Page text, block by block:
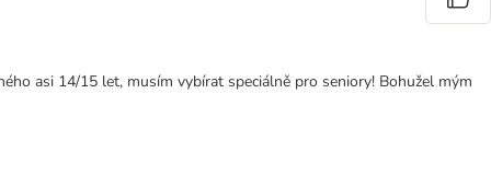
asi 14/15 let, musím vybírat speciálně pro seniory! Bohužel mým